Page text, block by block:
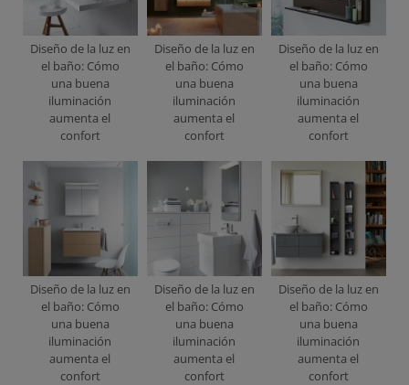
Diseño de la luz en
el baño: Cómo
una buena
iluminación
aumenta el
confort
Diseño de la luz en
el baño: Cómo
una buena
iluminación
aumenta el
confort
Diseño de la luz en
el baño: Cómo
una buena
iluminación
aumenta el
confort
Diseño de la luz en
el baño: Cómo
una buena
iluminación
aumenta el
confort
Diseño de la luz en
el baño: Cómo
una buena
iluminación
aumenta el
confort
Diseño de la luz en
el baño: Cómo
una buena
iluminación
aumenta el
confort